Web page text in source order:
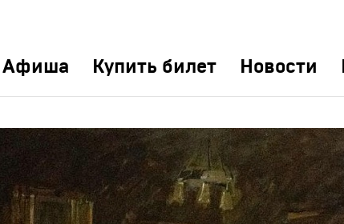
Афиша Купить билет Новости